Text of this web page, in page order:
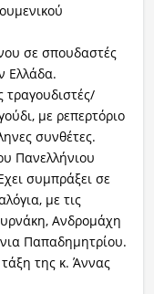
σε σπουδαστές
Ελλάδα.
τραγουδιστές/
με ρεπερτόριο
συνθέτες.
Πανελλήνιου
συμπράξει σε
με τις
Ανδρομάχη
Παπαδημητρίου.
της κ. Άννας